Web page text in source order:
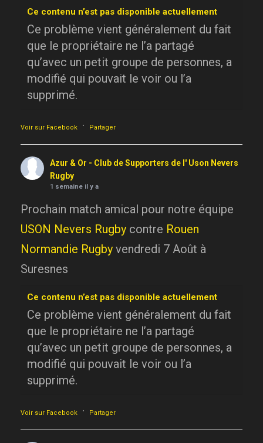
Ce contenu n’est pas disponible actuellement
Ce problème vient généralement du fait
que le propriétaire ne l’a partagé
qu’avec un petit groupe de personnes, a
modifié qui pouvait le voir ou l’a
supprimé.
Voir sur Facebook · Partager
Azur & Or - Club de Supporters de l' Uson Nevers
Rugby
1 semaine il y a
Prochain match amical pour notre équipe
USON Nevers Rugby contre Rouen
Normandie Rugby vendredi 7 Août à
Suresnes
Ce contenu n’est pas disponible actuellement
Ce problème vient généralement du fait
que le propriétaire ne l’a partagé
qu’avec un petit groupe de personnes, a
modifié qui pouvait le voir ou l’a
supprimé.
Voir sur Facebook · Partager